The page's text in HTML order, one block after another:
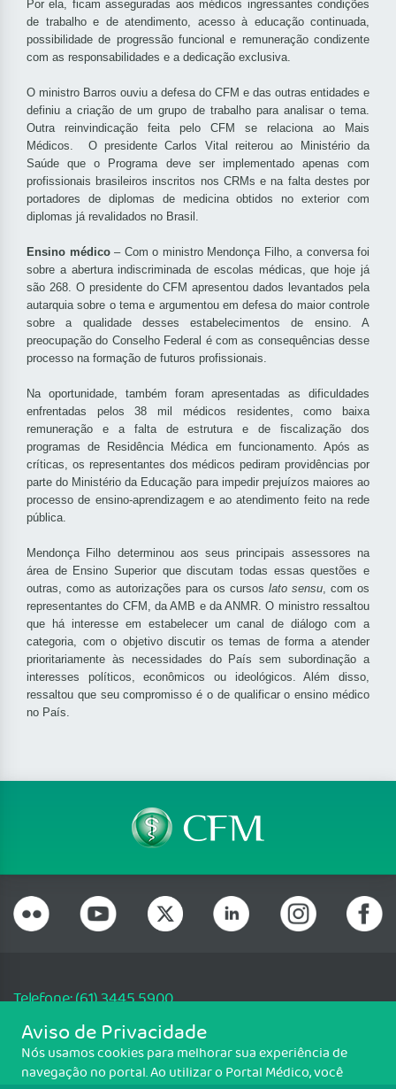
Por ela, ficam asseguradas aos médicos ingressantes condições
de trabalho e de atendimento, acesso à educação continuada,
possibilidade de progressão funcional e remuneração condizente
com as responsabilidades e a dedicação exclusiva.
O ministro Barros ouviu a defesa do CFM e das outras entidades e
definiu a criação de um grupo de trabalho para analisar o tema.
Outra reinvindicação feita pelo CFM se relaciona ao Mais
Médicos. O presidente Carlos Vital reiterou ao Ministério da
Saúde que o Programa deve ser implementado apenas com
profissionais brasileiros inscritos nos CRMs e na falta destes por
portadores de diplomas de medicina obtidos no exterior com
diplomas já revalidados no Brasil.
Ensino médico– Com o ministro Mendonça Filho, a conversa foi
sobre a abertura indiscriminada de escolas médicas, que hoje já
são 268. O presidente do CFM apresentou dados levantados pela
autarquia sobre o tema e argumentou em defesa do maior controle
sobre a qualidade desses estabelecimentos de ensino. A
preocupação do Conselho Federal é com as consequências desse
processo na formação de futuros profissionais.
Na oportunidade, também foram apresentadas as dificuldades
enfrentadas pelos 38 mil médicos residentes, como baixa
remuneração e a falta de estrutura e de fiscalização dos
programas de Residência Médica em funcionamento. Após as
críticas, os representantes dos médicos pediram providências por
parte do Ministério da Educação para impedir prejuízos maiores ao
processo de ensino-aprendizagem e ao atendimento feito na rede
pública.
Mendonça Filho determinou aos seus principais assessores na
área de Ensino Superior que discutam todas essas questões e
outras, como as autorizações para os cursos lato sensu, com os
representantes do CFM, da AMB e da ANMR. O ministro ressaltou
que há interesse em estabelecer um canal de diálogo com a
categoria, com o objetivo discutir os temas de forma a atender
prioritariamente às necessidades do País sem subordinação a
interesses políticos, econômicos ou ideológicos. Além disso,
ressaltou que seu compromisso é o de qualificar o ensino médico
no País.
Telefone: (61) 3445 5900
Email: cfm@portalmedico.org.br
SGAS 616, Conjunto D, Lote 115, L2 Sul, Brasília/DF - CEP: 70200-760 -
CNPJ: 33.583.550/0001-30
Aviso de Privacidade
Nós usamos cookies para melhorar sua experiência de
navegação no portal. Ao utilizar o Portal Médico, você